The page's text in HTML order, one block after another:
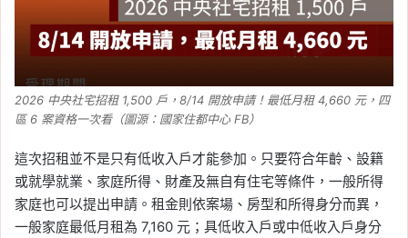
2026 中央社宅招租 1,500 戶，8/14 開放申請！最低月租 4,660 元，四
區 6 案資格一次看（圖源：國家住都中心 FB）
這次招租並不是只有低收入戶才能參加。只要符合年齡、設籍
或就學就業、家庭所得、財產及無自有住宅等條件，一般所得
家庭也可以提出申請。租金則依案場、房型和所得身分而異，
一般家庭最低月租為 7,160 元；具低收入戶或中低收入戶身分